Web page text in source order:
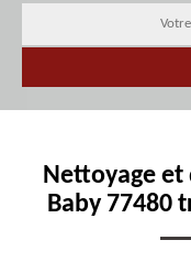
Nettoyage
Baby 77480